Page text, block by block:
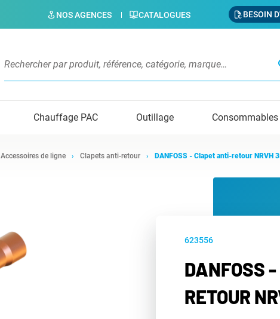
NOS AGENCES CATALOGUES BESOIN
Chauffage PAC Outillage Consommables
Accessoires de ligne Clapets anti-retour DANFOSS - Clapet anti-retour NRVH
623556
DANFOSS
RETOUR